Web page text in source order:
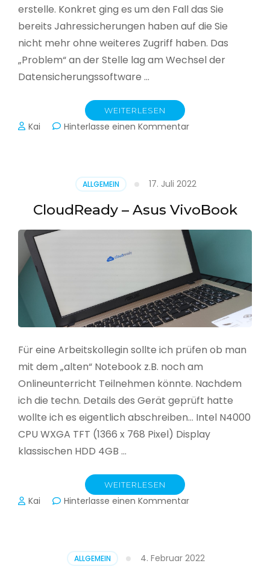
erstelle. Konkret ging es um den Fall das Sie
bereits Jahressicherungen haben auf die Sie
nicht mehr ohne weiteres Zugriff haben. Das
„Problem“ an der Stelle lag am Wechsel der
Datensicherungssoftware …
WEITERLESEN
Kai Hinterlasse einen Kommentarzu
Jahressicherung
ALLGEMEIN 17. Juli 2022
CloudReady – Asus VivoBook
Für eine Arbeitskollegin sollte ich prüfen ob man
mit dem „alten“ Notebook z.B. noch am
Onlineunterricht Teilnehmen könnte. Nachdem
ich die techn. Details des Gerät geprüft hatte
wollte ich es eigentlich abschreiben… Intel N4000
CPU WXGA TFT (1366 x 768 Pixel) Display
klassischen HDD 4GB …
WEITERLESEN
Kai Hinterlasse einen Kommentarzu
ALLGEMEIN 4. Februar 2022